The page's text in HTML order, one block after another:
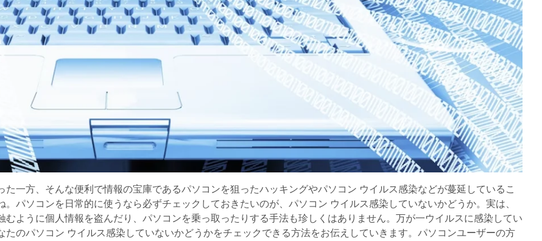
一方、そんな便利で情報の宝庫であるパソコンを狙ったハッキングやパソコン ウイルス感染などが蔓延しているこ
パソコンを日常的に使うなら必ずチェックしておきたいのが、パソコン ウイルス感染していないかどうか。実は、
ように個人情報を盗んだり、パソコンを乗っ取ったりする手法も珍しくはありません。万が一ウイルスに感染してい
のパソコン ウイルス感染していないかどうかをチェックできる方法をお伝えしていきます。パソコンユーザーの方